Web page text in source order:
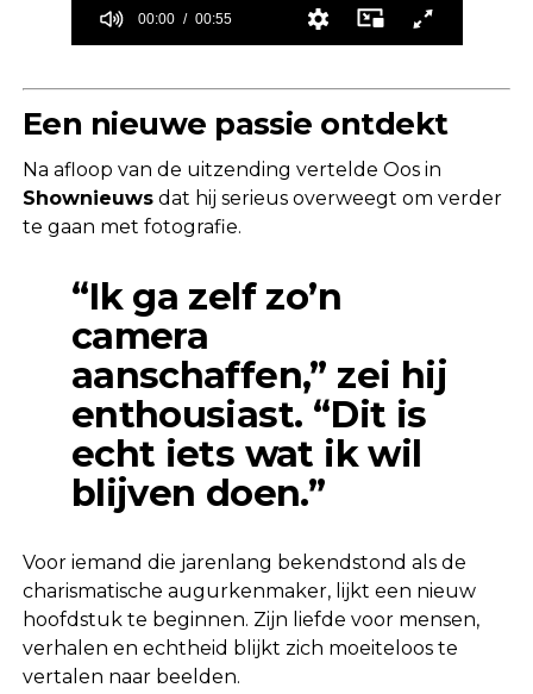
Een nieuwe passie ontdekt
Na afloop van de uitzending vertelde Oos in
Shownieuwsdat hij serieus overweegt om verder
te gaan met fotografie.
“Ik ga zelf zo’n
camera
aanschaffen,” zei hij
enthousiast. “Dit is
echt iets wat ik wil
blijven doen.”
Voor iemand die jarenlang bekendstond als de
charismatische augurkenmaker, lijkt een nieuw
hoofdstuk te beginnen. Zijn liefde voor mensen,
verhalen en echtheid blijkt zich moeiteloos te
vertalen naar beelden.